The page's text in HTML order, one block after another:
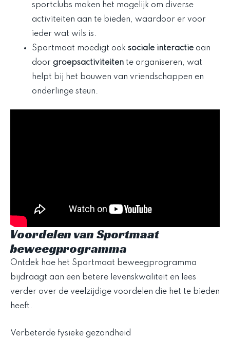
sportclubs maken het mogelijk om diverse
activiteiten aan te bieden, waardoor er voor
ieder wat wils is.
Sportmaat moedigt ook sociale interactie aan
door groepsactiviteiten te organiseren, wat
helpt bij het bouwen van vriendschappen en
onderlinge steun.
Voordelen van Sportmaat
beweegprogramma
Ontdek hoe het Sportmaat beweegprogramma
bijdraagt aan een betere levenskwaliteit en lees
verder over de veelzijdige voordelen die het te bieden
heeft.
Verbeterde fysieke gezondheid